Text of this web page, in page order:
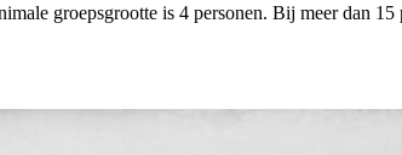
groepsgrootte is 4 personen. Bij meer dan